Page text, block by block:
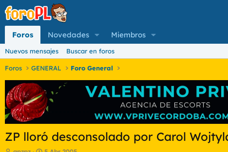
Foros Novedades Miembros
Nuevos mensajes Buscar en foros
Foros GENERAL Foro General
ZP lloró desconsolado por Carol